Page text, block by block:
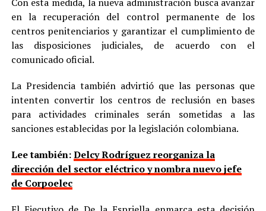
en la recuperación del control permanente de los
centros penitenciarios y garantizar el cumplimiento de
las disposiciones judiciales, de acuerdo con el
comunicado oficial.
La Presidencia también advirtió que las personas que
intenten convertir los centros de reclusión en bases
para actividades criminales serán sometidas a las
sanciones establecidas por la legislación colombiana.
Lee también:Delcy Rodríguez reorganiza la
dirección del sector eléctrico y nombra nuevo jefe
de Corpoelec